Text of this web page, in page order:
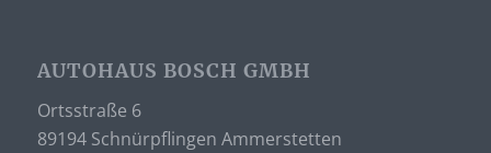
AUTOHAUS BOSCH GMBH
Ortsstraße 6
89194 Schnürpflingen Ammerstetten